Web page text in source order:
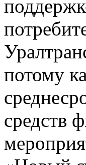
потому
средств